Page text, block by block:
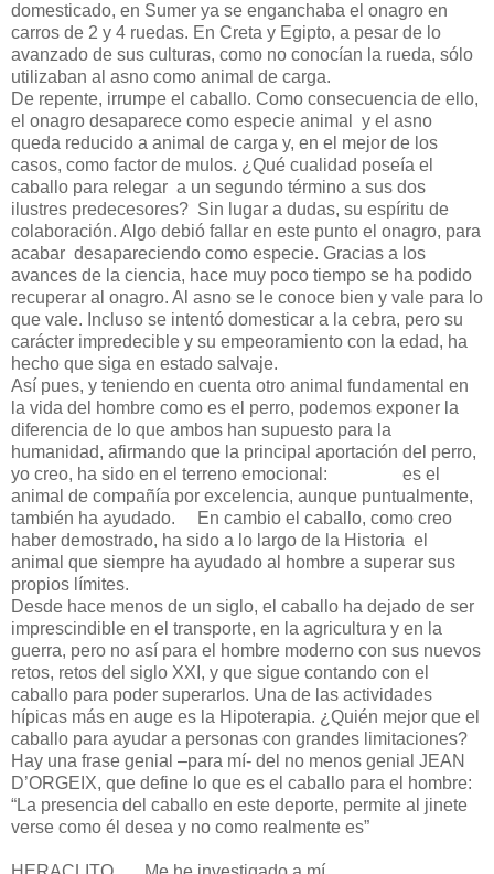
domesticado, en Sumer ya se enganchaba el onagro en
carros de 2 y 4 ruedas. En Creta y Egipto, a pesar de lo
avanzado de sus culturas, como no conocían la rueda, sólo
utilizaban al asno como animal de carga.
De repente, irrumpe el caballo. Como consecuencia de ello,
el onagro desaparece como especie animal y el asno
queda reducido a animal de carga y, en el mejor de los
casos, como factor de mulos. ¿Qué cualidad poseía el
caballo para relegar a un segundo término a sus dos
ilustres predecesores? Sin lugar a dudas, su espíritu de
colaboración. Algo debió fallar en este punto el onagro, para
acabar desapareciendo como especie. Gracias a los
avances de la ciencia, hace muy poco tiempo se ha podido
recuperar al onagro. Al asno se le conoce bien y vale para lo
que vale. Incluso se intentó domesticar a la cebra, pero su
carácter impredecible y su empeoramiento con la edad, ha
hecho que siga en estado salvaje.
Así pues, y teniendo en cuenta otro animal fundamental en
la vida del hombre como es el perro, podemos exponer la
diferencia de lo que ambos han supuesto para la
humanidad, afirmando que la principal aportación del perro,
yo creo, ha sido en el terreno emocional: es el
animal de compañía por excelencia, aunque puntualmente,
también ha ayudado. En cambio el caballo, como creo
haber demostrado, ha sido a lo largo de la Historia el
animal que siempre ha ayudado al hombre a superar sus
propios límites.
Desde hace menos de un siglo, el caballo ha dejado de ser
imprescindible en el transporte, en la agricultura y en la
guerra, pero no así para el hombre moderno con sus nuevos
retos, retos del siglo XXI, y que sigue contando con el
caballo para poder superarlos. Una de las actividades
hípicas más en auge es la Hipoterapia. ¿Quién mejor que el
caballo para ayudar a personas con grandes limitaciones?
Hay una frase genial –para mí- del no menos genial JEAN
D’ORGEIX, que define lo que es el caballo para el hombre:
“La presencia del caballo en este deporte, permite al jinete
verse como él desea y no como realmente es”